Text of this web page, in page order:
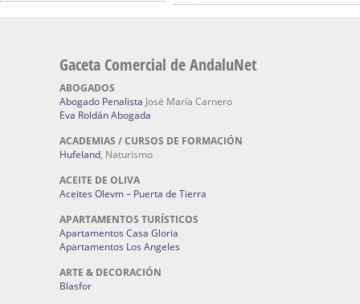
Gaceta Comercial de AndaluNet
ABOGADOS
Abogado Penalista José María Carnero
Eva Roldán Abogada
ACADEMIAS / CURSOS DE FORMACIÓN
Hufeland, Naturismo
ACEITE DE OLIVA
Aceites Olevm – Puerta de Tierra
APARTAMENTOS TURÍSTICOS
Apartamentos Casa Gloria
Apartamentos Los Angeles
ARTE & DECORACIÓN
Blasfor